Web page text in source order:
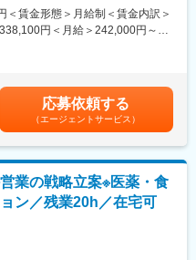
混入した金属異物を検出。
食品・薬品等の品質維持に影響を
する検査機器の総合メーカーで
会社として創業され、以来67年
行ってきました。平均勤続年数
層が活躍しております。最年長
方にお勧めです。
はあらゆる業界で行われていま
は不景気であっても通常通り行
びており、今後も欧州、北米、ア
を中心に着実に売り上げを伸ば
理／育成、担当国の売上最大化
・納期調整、受注～出荷までの
海外含む）、販促施策の立案
（販売計画、案件レビュー）
＜賃金形態＞月給制＜賃金内訳＞
円＜月給＞242,000円～
社5年目 520万円 入社15年目
（残業代含まず）賃金はあくま
じて上下する可能性がありま
た表記です。
応募依頼する
（エージェントサービス）
業の戦略立案※医薬・食
ン／残業20h／在宅可